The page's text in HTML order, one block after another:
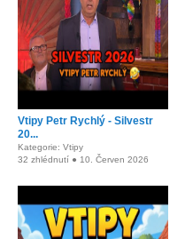
Vtipy Petr Rychlý - Silvestr
20...
Kategorie: Vtipy
32 zhlédnutí ● 10. Červen 2026